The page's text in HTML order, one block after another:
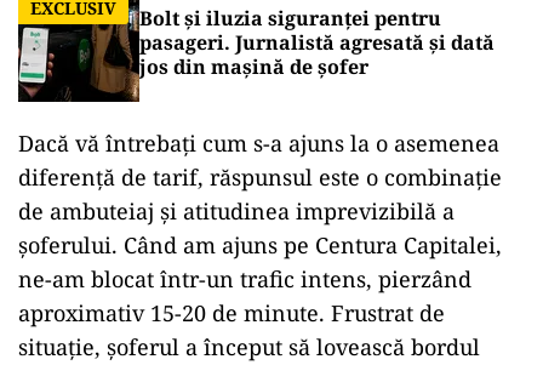
EXCLUSIV
Bolt și iluzia siguranței pentru
pasageri. Jurnalistă agresată și dată
jos din mașină de șofer
Dacă vă întrebați cum s-a ajuns la o asemenea
diferență de tarif, răspunsul este o combinație
de ambuteiaj și atitudinea imprevizibilă a
șoferului. Când am ajuns pe Centura Capitalei,
ne-am blocat într-un trafic intens, pierzând
aproximativ 15-20 de minute. Frustrat de
situație, șoferul a început să lovească bordul